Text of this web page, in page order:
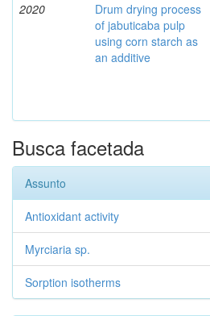
2020
Drum drying process
of jabuticaba pulp
using corn starch as
an additive
Busca facetada
Assunto
Antioxidant activity
Myrciaria sp.
Sorption isotherms